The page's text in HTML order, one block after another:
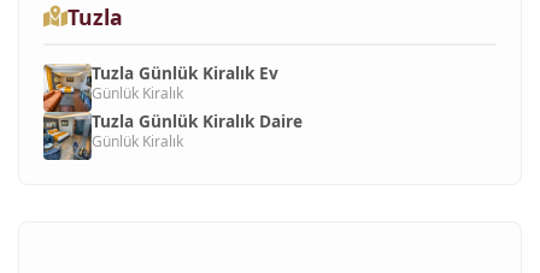
Tuzla
Tuzla Günlük Kiralık Ev
Günlük Kiralık
Tuzla Günlük Kiralık Daire
Günlük Kiralık